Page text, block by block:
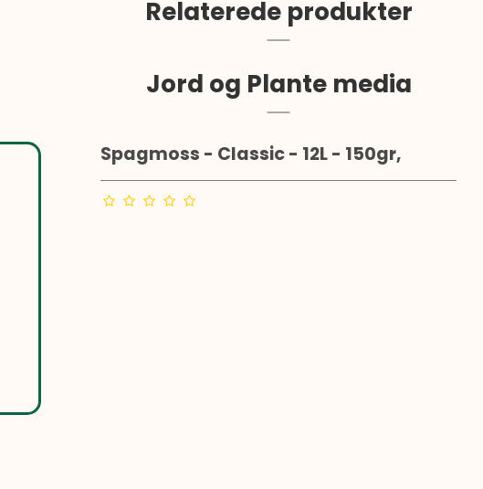
Relaterede produkter
Jord og Plante media
Spagmoss - Classic - 12L - 150gr,